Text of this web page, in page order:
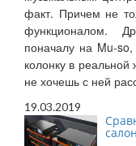
факт. Причем не
функционалом.
поначалу на Mu-
колонку в реальной
не хочешь с ней
19.03.2019